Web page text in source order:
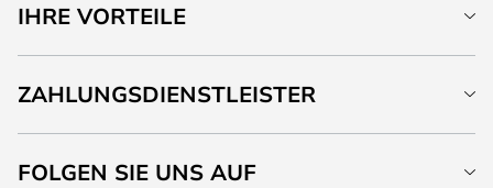
IHRE VORTEILE
ZAHLUNGSDIENSTLEISTER
FOLGEN SIE UNS AUF